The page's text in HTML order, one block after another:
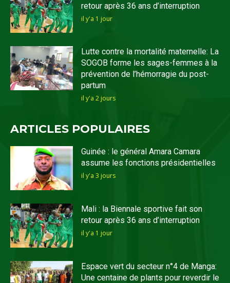
retour après 36 ans d’interruption
il y'a 1 jour
Lutte contre la mortalité maternelle: La
SOGOB forme les sages-femmes à la
prévention de l’hémorragie du post-
partum
il y'a 2 jours
ARTICLES POPULAIRES
Guinée : le général Amara Camara
assume les fonctions présidentielles
il y'a 3 jours
Mali : la Biennale sportive fait son
retour après 36 ans d’interruption
il y'a 1 jour
Espace vert du secteur n°4 de Manga:
Une centaine de plants pour reverdir le